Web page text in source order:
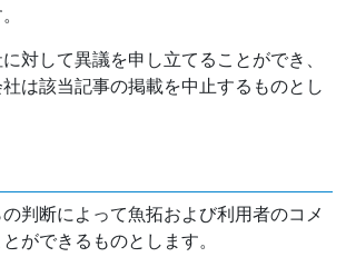
対して異議を申し立てることができ、
は該当記事の掲載を中止するものとし
判断によって魚拓および利用者のコメ
ができるものとします。